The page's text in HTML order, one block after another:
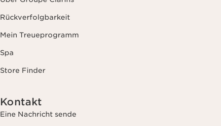
Rückverfolgbarkeit
Mein Treueprogramm
Spa
Store Finder
Kontakt
Eine Nachricht sende